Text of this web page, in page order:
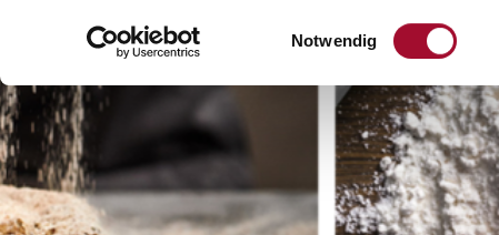
Einwilligungsauswahl
Notwendig
Speiseeis >
Cresco Italia >
Diversi Foods >
Wolf Butterback >